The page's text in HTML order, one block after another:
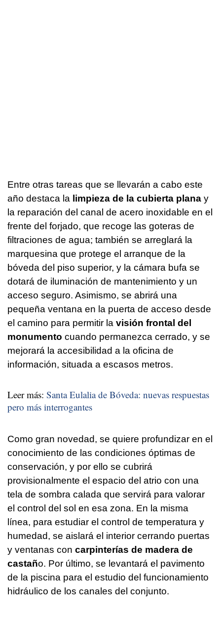
Entre otras tareas que se llevarán a cabo este
año destaca la limpieza de la cubierta plana y
la reparación del canal de acero inoxidable en el
frente del forjado, que recoge las goteras de
filtraciones de agua; también se arreglará la
marquesina que protege el arranque de la
bóveda del piso superior, y la cámara bufa se
dotará de iluminación de mantenimiento y un
acceso seguro. Asimismo, se abrirá una
pequeña ventana en la puerta de acceso desde
el camino para permitir la visión frontal del
monumento cuando permanezca cerrado, y se
mejorará la accesibilidad a la oficina de
información, situada a escasos metros.
Leer más: Santa Eulalia de Bóveda: nuevas respuestas
pero más interrogantes
Como gran novedad, se quiere profundizar en el
conocimiento de las condiciones óptimas de
conservación, y por ello se cubrirá
provisionalmente el espacio del atrio con una
tela de sombra calada que servirá para valorar
el control del sol en esa zona. En la misma
línea, para estudiar el control de temperatura y
humedad, se aislará el interior cerrando puertas
y ventanas con carpinterías de madera de
castaño. Por último, se levantará el pavimento
de la piscina para el estudio del funcionamiento
hidráulico de los canales del conjunto.